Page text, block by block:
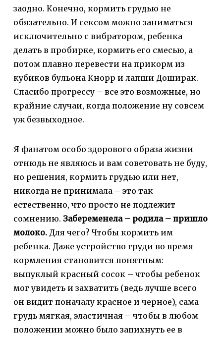
заодно. Конечно, кормить грудью не
обязательно. И сексом можно заниматься
исключительно с вибратором, ребенка
делать в пробирке, кормить его смесью, а
потом плавно перевести на прикорм из
кубиков бульона Кнорр и лапши Доширак.
Спасибо прогрессу – все это возможные, но
крайние случаи, когда положение ну совсем
уж безвыходное.
Я фанатом особо здорового образа жизни
отнюдь не являюсь и вам советовать не буду,
но решения, кормить грудью или нет,
никогда не принимала – это так
естественно, что просто не подлежит
сомнению. Забеременела – родила – пришло
молоко.Для чего? Чтобы кормить им
ребенка. Даже устройство груди во время
кормления становится понятным:
выпуклый красный сосок – чтобы ребенок
мог увидеть и захватить (ведь лучше всего
он видит поначалу красное и черное), сама
грудь мягкая, эластичная – чтобы в любом
положении можно было запихнуть ее в